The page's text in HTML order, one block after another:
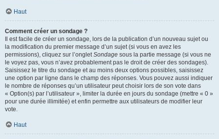
Haut
Comment créer un sondage ?
Il est facile de créer un sondage, lors de la publication d’un nouveau sujet ou
la modification du premier message d’un sujet (si vous en avez les
permissions), cliquez sur l’ongletSondage sous la partie message (si vous ne
le voyez pas, vous n’avez probablement pas le droit de créer des sondages).
Saisissez le titre du sondage et au moins deux options possibles, saisissez
une option par ligne dans le champ des réponses. Vous pouvez aussi indiquer
le nombre de réponses qu’un utilisateur peut choisir lors de son vote dans
« Option(s) par l’utilisateur », limiter la durée en jours du sondage (mettre « 0 »
pour une durée illimitée) et enfin permettre aux utilisateurs de modifier leur
vote.
Haut